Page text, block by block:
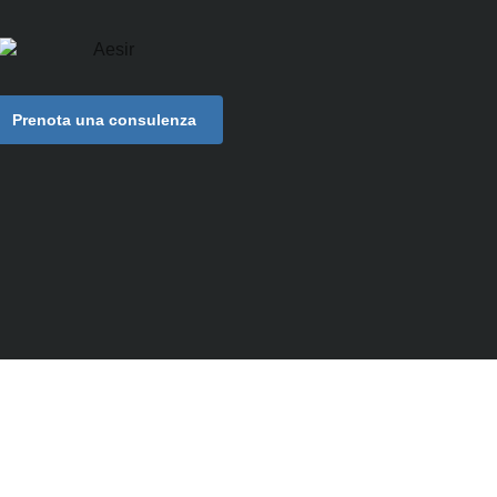
Prenota una consulenza